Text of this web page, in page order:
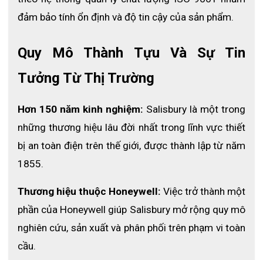
Ứng dụng của mũ chống hồ quang
đảm bảo tính ổn định và độ tin cậy của sản phẩm.
Quy Mô Thành Tựu Và Sự Tin
Tưởng Từ Thị Trường
Hơn 150 năm kinh nghiệm: Salisbury là một trong
những thương hiệu lâu đời nhất trong lĩnh vực thiết
bị an toàn điện trên thế giới, được thành lập từ năm
1855.
Thương hiệu thuộc Honeywell: Việc trở thành một
phần của Honeywell giúp Salisbury mở rộng quy mô
nghiên cứu, sản xuất và phân phối trên phạm vi toàn
cầu.